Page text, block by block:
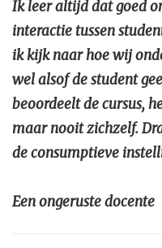
Ik leer altijd dat goed
interactie tussen
ik kijk naar hoe wij
wel alsof de student
beoordeelt de cursus,
maar nooit zichzelf.
de consumptieve
Een ongeruste docente